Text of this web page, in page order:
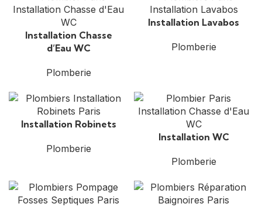
Installation Chasse
d’Eau WC
Plomberie
Installation Lavabos
Plomberie
Installation Robinets
Plomberie
Installation WC
Plomberie